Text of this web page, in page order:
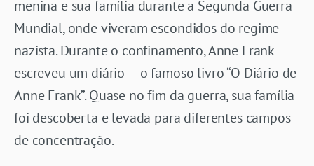
menina e sua família durante a Segunda Guerra
Mundial, onde viveram escondidos do regime
nazista. Durante o confinamento, Anne Frank
escreveu um diário — o famoso livro “O Diário de
Anne Frank”. Quase no fim da guerra, sua família
foi descoberta e levada para diferentes campos
de concentração.